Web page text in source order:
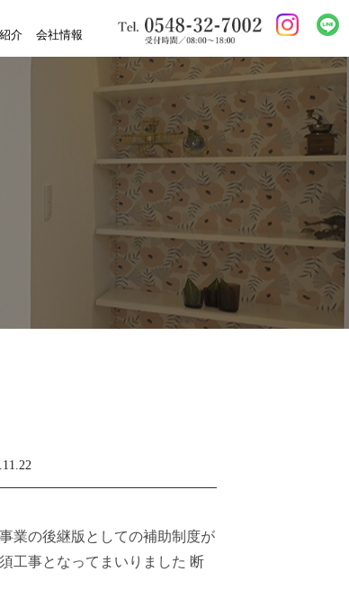
介 会社情報
業の後継版としての補助制度が
事となってまいりました 断